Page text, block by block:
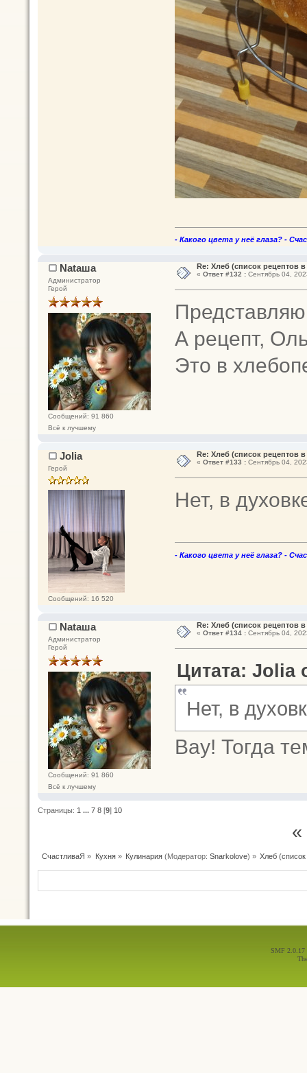
- Какого цвета у неё глаза? -
Nataшa
Администратор
Герой
Сообщений: 91 860
Всё к лучшему
Re: Хлеб (список рецептов
« Ответ #132 :Сентябрь 04,
А рецепт,
Это в
Jolia
Герой
Сообщений: 16 520
Re: Хлеб (список рецептов
« Ответ #133 :Сентябрь 04,
Нет, в
- Какого цвета у неё глаза? -
Nataшa
Администратор
Герой
Сообщений: 91 860
Всё к лучшему
Re: Хлеб (список рецептов
« Ответ #134 :Сентябрь 04,
Цитата: Jolia
Нет, в
Вау! Тогда
Страницы: 1 ... 7 8 [9] 10
СчастливаЯ » Кухня» Кулинария(Модератор: Snarkolove) » Хлеб
SMF 2.0.17